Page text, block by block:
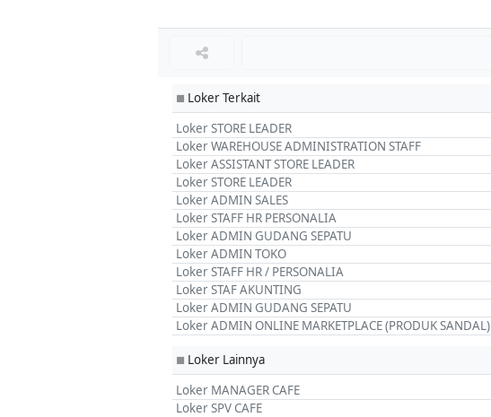
■ Loker Terkait
Loker STORE LEADER
Loker WAREHOUSE ADMINISTRATION STAFF
Loker ASSISTANT STORE LEADER
Loker STORE LEADER
Loker ADMIN SALES
Loker STAFF HR PERSONALIA
Loker ADMIN GUDANG SEPATU
Loker ADMIN TOKO
Loker STAFF HR / PERSONALIA
Loker STAF AKUNTING
Loker ADMIN GUDANG SEPATU
Loker ADMIN ONLINE MARKETPLACE (PRODUK SANDAL)
■ Loker Lainnya
Loker MANAGER CAFE
Loker SPV CAFE